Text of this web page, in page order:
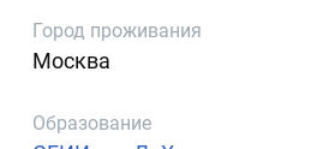
Город проживания
Москва
Образование